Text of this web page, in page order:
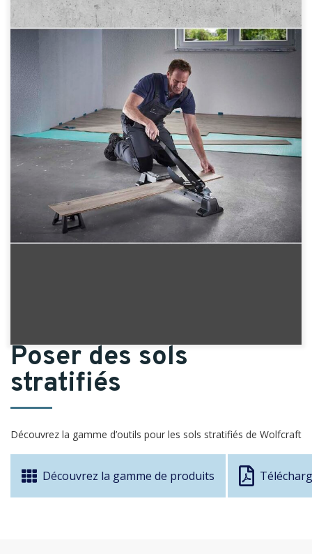
Poser des sols
stratifiés
Découvrez la gamme d’outils pour les sols stratifiés de Wolfcraft
Découvrez la gamme de produits